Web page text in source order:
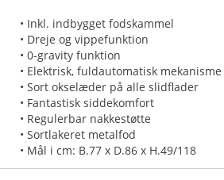
• Inkl. indbygget fodskammel
• Dreje og vippefunktion
• 0-gravity funktion
• Elektrisk, fuldautomatisk mekanisme
• Sort okselæder på alle slidflader
• Fantastisk siddekomfort
• Regulerbar nakkestøtte
• Sortlakeret metalfod
• Mål i cm: B.77 x D.86 x H.49/118